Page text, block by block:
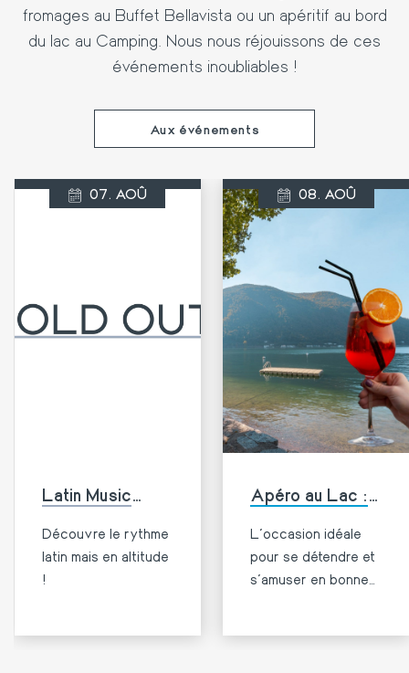
fromages au Buffet Bellavista ou un apéritif au bord
du lac au Camping. Nous nous réjouissons de ces
événements inoubliables !
Aux événements
07. AOÛ
Latin Music
Découvre le rythme
latin mais en altitude
!
08. AOÛ
Apéro au Lac :
cocktails et
divertissement !
L'occasion idéale
pour se détendre et
s'amuser en bonne